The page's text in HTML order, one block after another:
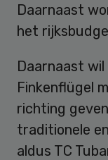
Daarnaast
het
Daarnaast
Finkenflügel
richting
traditionele
aldus TC